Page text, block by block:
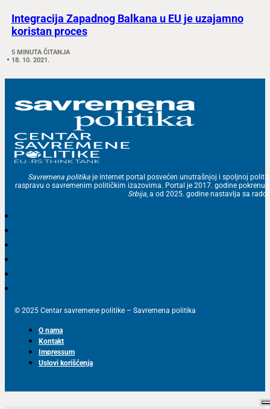
Integracija Zapadnog Balkana u EU je uzajamno
koristan proces
5 MINUTA ČITANJA
18. 10. 2021.
Savremena politika je internet portal posvećen unutrašnjoj i spoljnoj
raspravu o savremenim političkim izazovima. Portal je 2017. godine
Srbija, a od 2025. godine nastavlja sa
© 2025 Centar savremene politike – Savremena politika
O nama
Kontakt
Impressum
Uslovi korišćenja